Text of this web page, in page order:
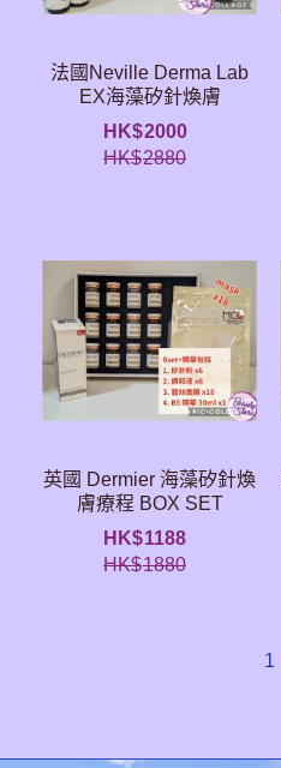
法國Neville Derma Lab
EX海藻矽針煥膚
HK$2000
HK$2880
英國 Dermier 海藻矽針煥
膚療程 BOX SET
HK$1188
HK$1880
1